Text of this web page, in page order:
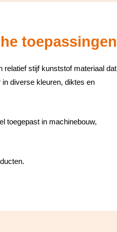
toepassingen
stijf kunststof materiaal dat
diverse kleuren, diktes en
toegepast in machinebouw,